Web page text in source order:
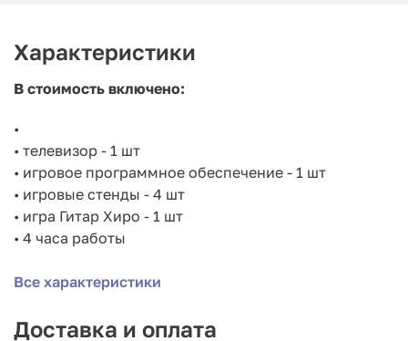
Характеристики
В стоимость включено:
•
• телевизор - 1 шт
• игровое программное обеспечение - 1 шт
• игровые стенды - 4 шт
• игра Гитар Хиро - 1 шт
• 4 часа работы
Все характеристики
Доставка и оплата